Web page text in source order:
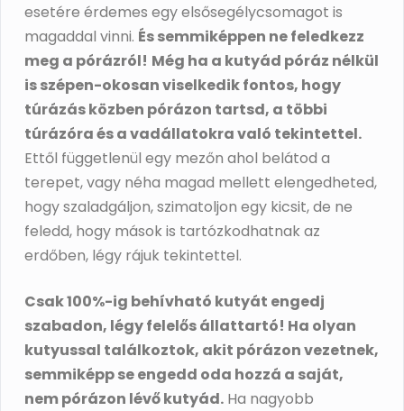
esetére érdemes egy elsősegélycsomagot is
magaddal vinni. És semmiképpen ne feledkezz
meg a pórázról! Még ha a kutyád póráz nélkül
is szépen-okosan viselkedik fontos, hogy
túrázás közben pórázon tartsd, a többi
túrázóra és a vadállatokra való tekintettel.
Ettől függetlenül egy mezőn ahol belátod a
terepet, vagy néha magad mellett elengedheted,
hogy szaladgáljon, szimatoljon egy kicsit, de ne
feledd, hogy mások is tartózkodhatnak az
erdőben, légy rájuk tekintettel.
Csak 100%-ig behívható kutyát engedj
szabadon, légy felelős állattartó! Ha olyan
kutyussal találkoztok, akit pórázon vezetnek,
semmiképp se engedd oda hozzá a saját,
nem pórázon lévő kutyád. Ha nagyobb